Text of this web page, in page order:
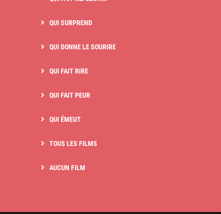
QUI SURPREND
QUI DONNE LE SOURIRE
QUI FAIT RIRE
QUI FAIT PEUR
QUI ÉMEUT
TOUS LES FILMS
AUCUN FILM